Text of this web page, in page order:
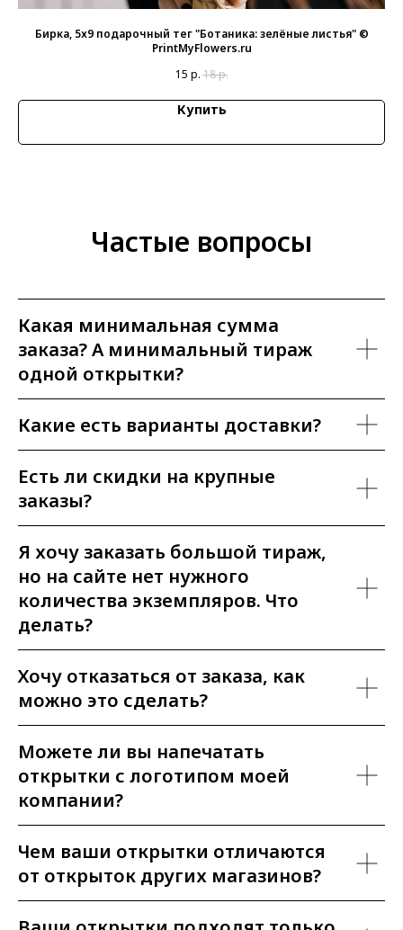
Бирка, 5х9 подарочный тег "Ботаника: зелёные листья" ©
PrintMyFlowers.ru
15 р. 18р.
Купить
Частые вопросы
Какая минимальная сумма
заказа? А минимальный тираж
одной открытки?
Какие есть варианты доставки?
Есть ли скидки на крупные
заказы?
Я хочу заказать большой тираж,
но на сайте нет нужного
количества экземпляров. Что
делать?
Хочу отказаться от заказа, как
можно это сделать?
Можете ли вы напечатать
открытки с логотипом моей
компании?
Чем ваши открытки отличаются
от открыток других магазинов?